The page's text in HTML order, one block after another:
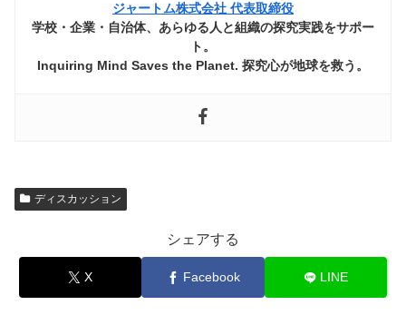
ジャートム株式会社 代表取締役
学校・企業・自治体、あらゆる人と組織の探究実践をサポー
ト。
Inquiring Mind Saves the Planet. 探究心が地球を救う。
ディスカッション
シェアする
X Facebook LINE